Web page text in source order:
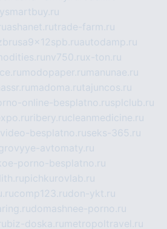
ashanet.rutrade-farm.ru
autodamp.ru
nv750.rux-ton.ru
modopaper.ru manunae.ru
madoma.rutajuncos.ru
online-besplatno.rusplclub.ru
ribery.rucleanmedicine.ru
besplatno.ruseks-365.ru
avtomaty.ru
porno-besplatno.ru
pichkurovlab.ru
comp123.rudon-ykt.ru
domashnee-porno.ru
biz-doska.ru metropoltravel.ru